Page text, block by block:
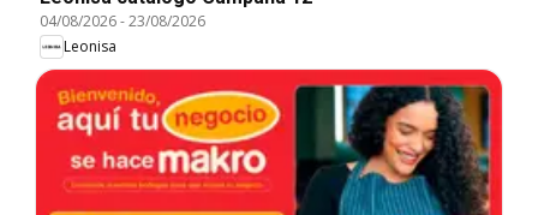
04/08/2026-23/08/2026
Leonisa